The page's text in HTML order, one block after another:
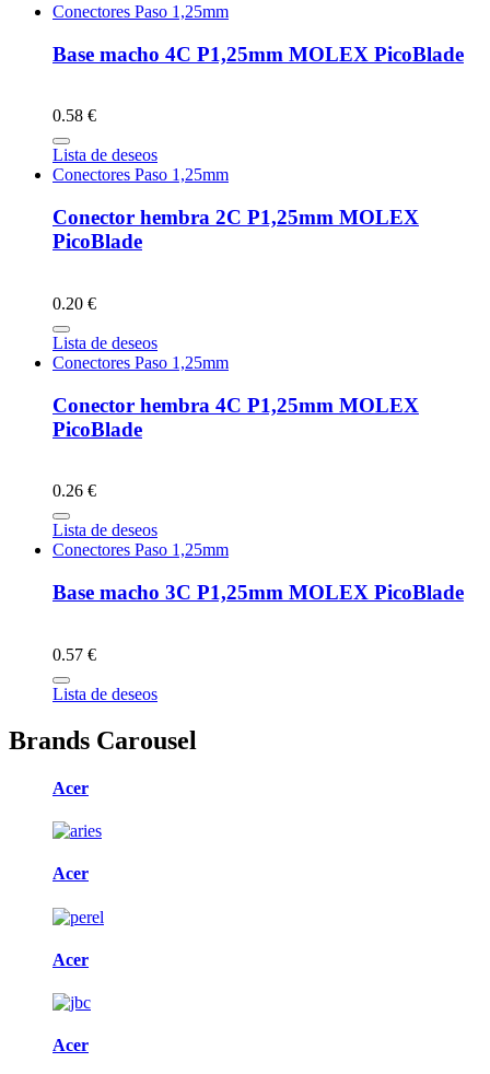
Conectores Paso 1,25mm
Base macho 4C P1,25mm MOLEX PicoBlade
0.58 €
Lista de deseos
Conectores Paso 1,25mm
Conector hembra 2C P1,25mm MOLEX
PicoBlade
0.20 €
Lista de deseos
Conectores Paso 1,25mm
Conector hembra 4C P1,25mm MOLEX
PicoBlade
0.26 €
Lista de deseos
Conectores Paso 1,25mm
Base macho 3C P1,25mm MOLEX PicoBlade
0.57 €
Lista de deseos
Brands Carousel
Acer
Acer
Acer
Acer